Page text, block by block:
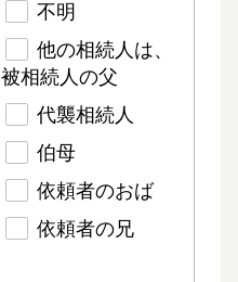
不明
他の相続人は、
被相続人の父
代襲相続人
伯母
依頼者のおば
依頼者の兄